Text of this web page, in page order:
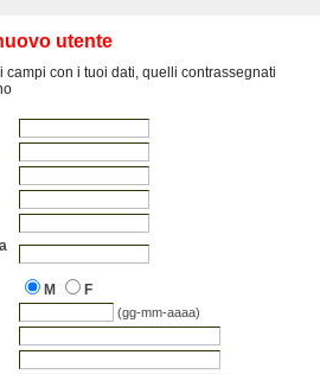
utente
campi con i tuoi dati, quelli contrassegnati
M
F
(gg-mm-aaaa)